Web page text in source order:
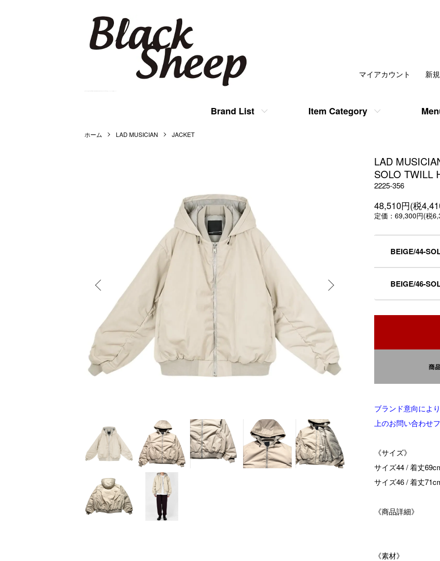
Brand List Item Category
マイアカウント 新
ホーム LAD MUSICIAN JACKET
LAD
SOLO TWILL
2225-356
48,510円(税
定価：69,300円(税
BEIGE/44-
BEIGE/46-
ブランド意向によ
上のお問い合わせ
《サイズ》
サイズ44 / 着丈
サイズ46 / 着丈
《商品詳細》
《素材》